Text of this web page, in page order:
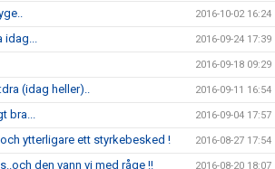
2016-10-02 16:24
2016-09-24 17:39
2016-09-18 09:29
(idag heller).. 2016-09-11 16:54
bra... 2016-09-04 17:57
ytterligare ett styrkebesked ! 2016-08-27 17:54
den vann vi med råge !! 2016-08-20 18:07